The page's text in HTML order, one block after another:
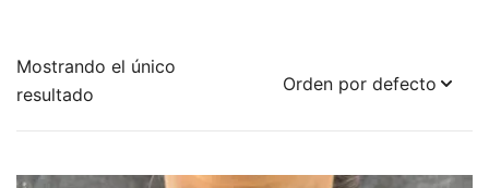
Mostrando el único
resultado